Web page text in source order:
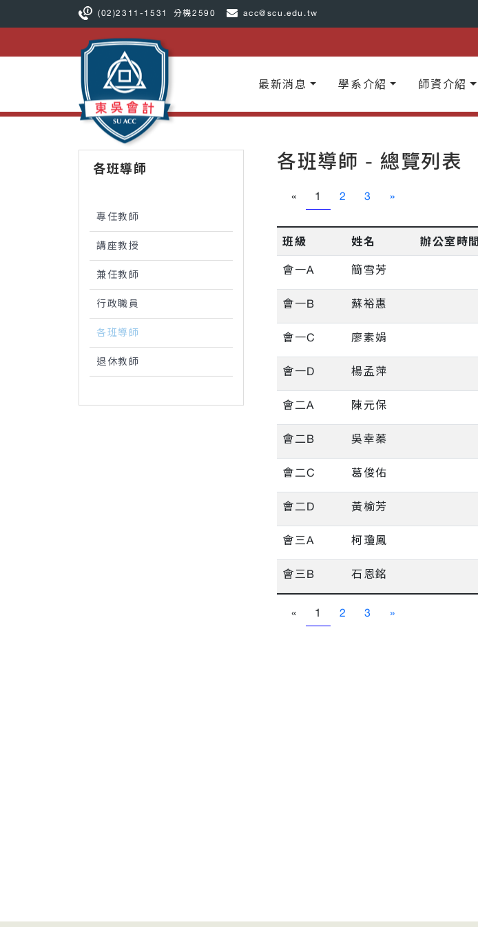
(02)2311-1531 分機2590 acc@scu.edu.tw
最新消息 學系介紹 師資介紹
各班導師
專任教師
講座教授
兼任教師
行政職員
各班導師
退休教師
各班導師 - 總覽列表
« 1 2 3 »
班級 姓名 辦公室時間
會一A 簡雪芳
會一B 蘇裕惠
會一C 廖素娟
會一D 楊孟萍
會二A 陳元保
會二B 吳幸蓁
會二C 葛俊佑
會二D 黃榆芳
會三A 柯瓊鳳
會三B 石恩銘
« 1 2 3 »